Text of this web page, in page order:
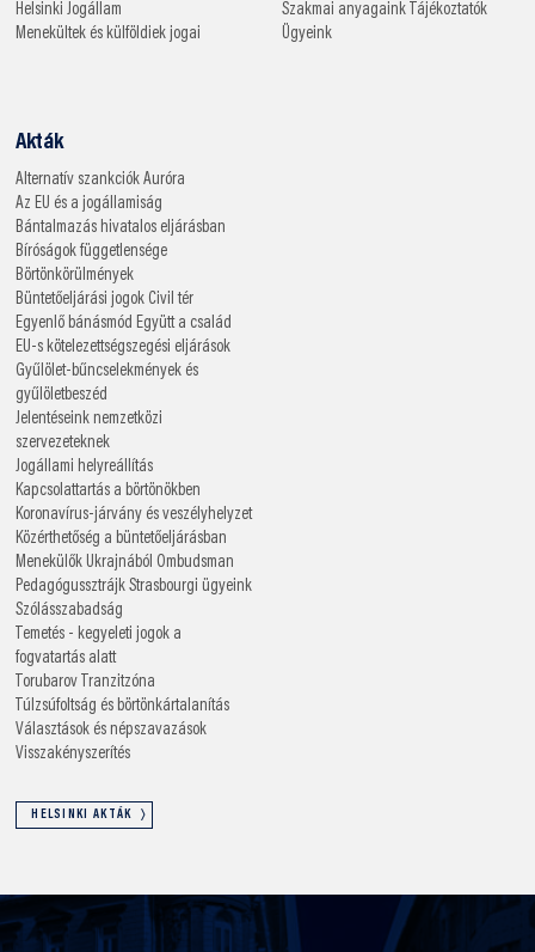
Helsinki Jogállam
Menekültek és külföldiek jogai
Szakmai anyagaink Tájékoztatók
Ügyeink
Akták
Alternatív szankciók Auróra
Az EU és a jogállamiság
Bántalmazás hivatalos eljárásban
Bíróságok függetlensége
Börtönkörülmények
Büntetőeljárási jogok Civil tér
Egyenlő bánásmód Együtt a család
EU-s kötelezettségszegési eljárások
Gyűlölet-bűncselekmények és
gyűlöletbeszéd
Jelentéseink nemzetközi
szervezeteknek
Jogállami helyreállítás
Kapcsolattartás a börtönökben
Koronavírus-járvány és veszélyhelyzet
Közérthetőség a büntetőeljárásban
Menekülők Ukrajnából Ombudsman
Pedagógussztrájk Strasbourgi ügyeink
Szólásszabadság
Temetés - kegyeleti jogok a
fogvatartás alatt
Torubarov Tranzitzóna
Túlzsúfoltság és börtönkártalanítás
Választások és népszavazások
Visszakényszerítés
HELSINKI AKTÁK